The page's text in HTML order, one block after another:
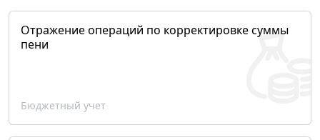
Отражение операций по корректировке суммы
пени
Бюджетный учет